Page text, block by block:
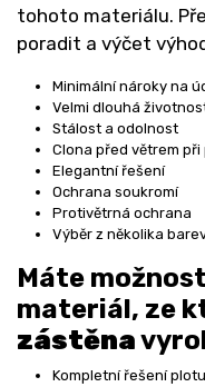
tohoto materiálu.
poradit a výčet
Minimální nároky na
Velmi dlouhá
Stálost a odolnost
Clona před větrem
Elegantní řešení
Ochrana soukromí
Protivětrná ochrana
Výběr z několika
Máte
materiál, ze
zástěna
Kompletní řešení